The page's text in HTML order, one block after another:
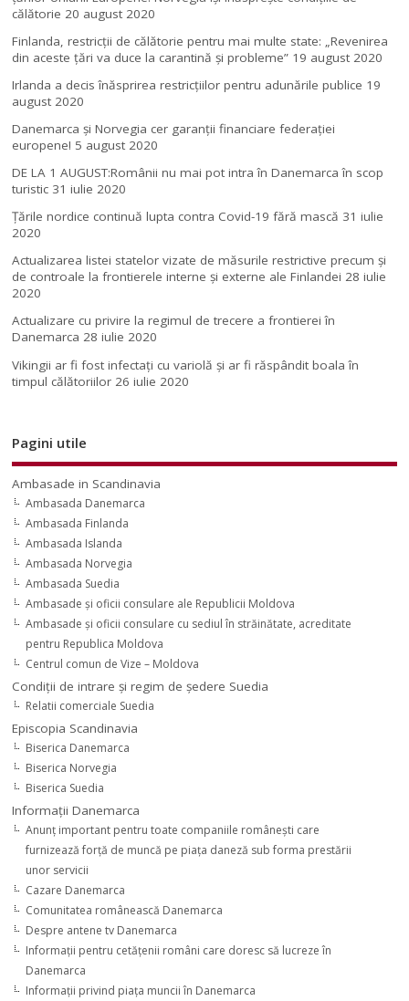
călătorie 20 august 2020
Finlanda, restricţii de călătorie pentru mai multe state: „Revenirea
din aceste ţări va duce la carantină şi probleme” 19 august 2020
Irlanda a decis înăsprirea restricțiilor pentru adunările publice 19
august 2020
Danemarca și Norvegia cer garanții financiare federației
europene! 5 august 2020
DE LA 1 AUGUST:Românii nu mai pot intra în Danemarca în scop
turistic 31 iulie 2020
Țările nordice continuă lupta contra Covid-19 fără mască 31 iulie
2020
Actualizarea listei statelor vizate de măsurile restrictive precum și
de controale la frontierele interne și externe ale Finlandei 28 iulie
2020
Actualizare cu privire la regimul de trecere a frontierei în
Danemarca 28 iulie 2020
Vikingii ar fi fost infectaţi cu variolă şi ar fi răspândit boala în
timpul călătoriilor 26 iulie 2020
Pagini utile
Ambasade in Scandinavia
Ambasada Danemarca
Ambasada Finlanda
Ambasada Islanda
Ambasada Norvegia
Ambasada Suedia
Ambasade şi oficii consulare ale Republicii Moldova
Ambasade şi oficii consulare cu sediul în străinătate, acreditate
pentru Republica Moldova
Centrul comun de Vize – Moldova
Condiţii de intrare şi regim de şedere Suedia
Relatii comerciale Suedia
Episcopia Scandinavia
Biserica Danemarca
Biserica Norvegia
Biserica Suedia
Informaţii Danemarca
Anunţ important pentru toate companiile româneşti care
furnizează forţă de muncă pe piaţa daneză sub forma prestării
unor servicii
Cazare Danemarca
Comunitatea românească Danemarca
Despre antene tv Danemarca
Informaţii pentru cetăţenii români care doresc să lucreze în
Danemarca
Informaţii privind piaţa muncii în Danemarca